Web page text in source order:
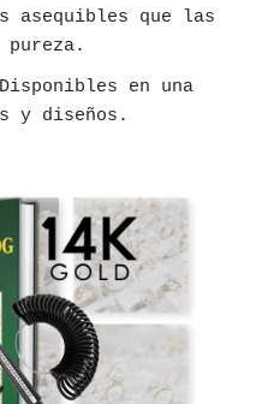
asequibles que las
pureza.
en una
y diseños.